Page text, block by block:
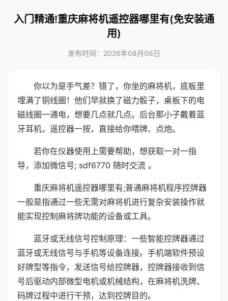
入门精通!重庆麻将机遥控器哪里有(免安装通
用)
发布时间：2026年08月06日
你以为是手气差？错了，你坐的麻将机，底板里
埋满了铜线圈！他们早就换了磁力骰子，桌板下的电
磁线圈一通电，想要几点就几点。后台那小子戴着蓝
牙耳机，遥控器一按，直接给你喂牌、点炮。
若你在仪器使用上需要帮助，想获取一对一指
导，添加微信号; sdf6770 随时交流 。
重庆麻将机遥控器哪里有;普通麻将机程序控牌器
一般是指通过一些无需对麻将机进行复杂安装操作就
能实现控制麻将牌功能的设备或工具。
蓝牙或无线信号控制原理：一些智能控牌器通过
蓝牙或无线信号与手机等设备连接。手机端软件预设
好牌型等指令，发送信号给控牌器，控牌器接收到信
号后驱动内部微型电机或机械结构，在麻将机洗牌、
码牌过程中进行干预，达到控牌目的。